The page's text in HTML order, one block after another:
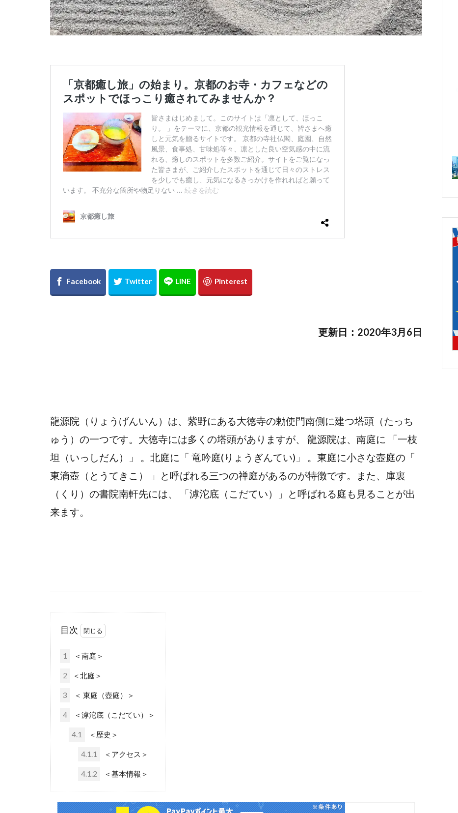
更新日：2020年3月6日
龍源院（りょうげんいん）は、紫野にある大徳寺の勅使門南側に建つ塔頭（たっち
ゅう）の一つです。大徳寺には多くの塔頭がありますが、 龍源院は、南庭に 「一枝
坦（いっしだん）」 。北庭に「 竜吟庭(りょうぎんてい)」 。東庭に小さな壺庭の「
東滴壺（とうてきこ） 」と呼ばれる三つの禅庭があるのが特徴です。また、庫裏
（くり）の書院南軒先には、 「滹沱底（こだてい）」と呼ばれる庭も見ることが出
来ます。
目次
1 ＜南庭＞
2 ＜北庭＞
3 ＜ 東庭（壺庭）＞
4 ＜滹沱底（こだてい）＞
4.1 ＜歴史＞
4.1.1 ＜アクセス＞
4.1.2 ＜基本情報＞